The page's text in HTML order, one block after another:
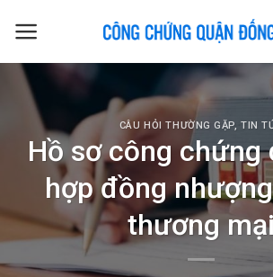
CÂU HỎI THƯỜNG GẶP,TIN
Hồ sơ công chứng
hợp đồng
thương